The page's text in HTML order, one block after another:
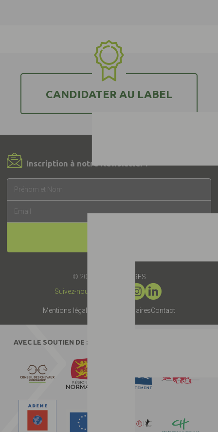
CANDIDATER AU LABEL
Inscription à notre Newsletter !
© 2019 -
Label EquuRES
Suivez-nous :
Mentions légales PartenairesContact
AVEC LE SOUTIEN DE :